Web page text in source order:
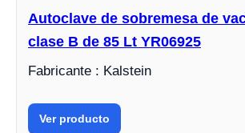
Autoclave de sobremesa de
clase B de 85 Lt YR06925
Fabricante : Kalstein
Ver producto